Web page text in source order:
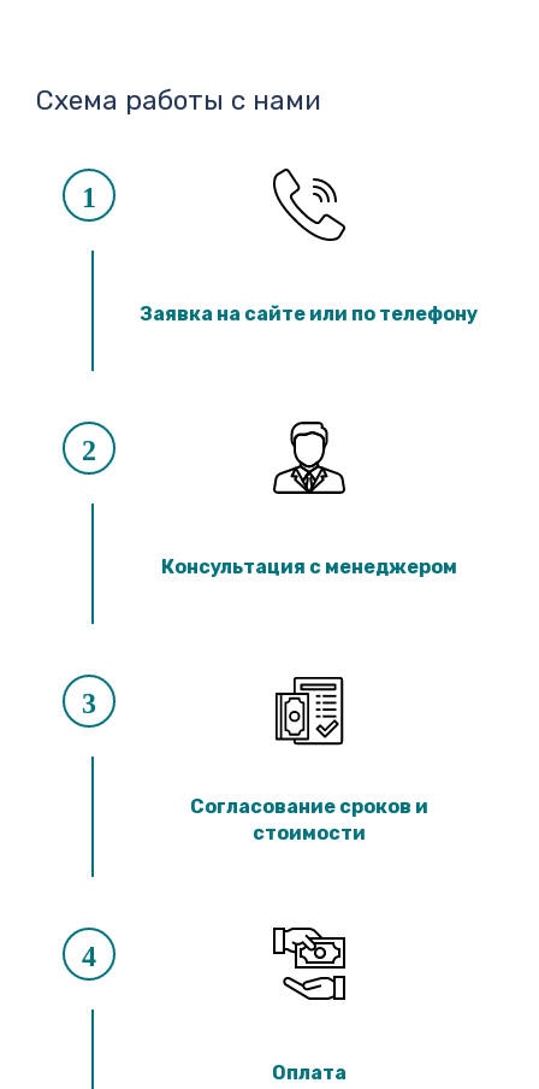
Схема работы с нами
1
Заявка на сайте или по телефону
2
Консультация с менеджером
3
Согласование сроков и
стоимости
4
Оплата